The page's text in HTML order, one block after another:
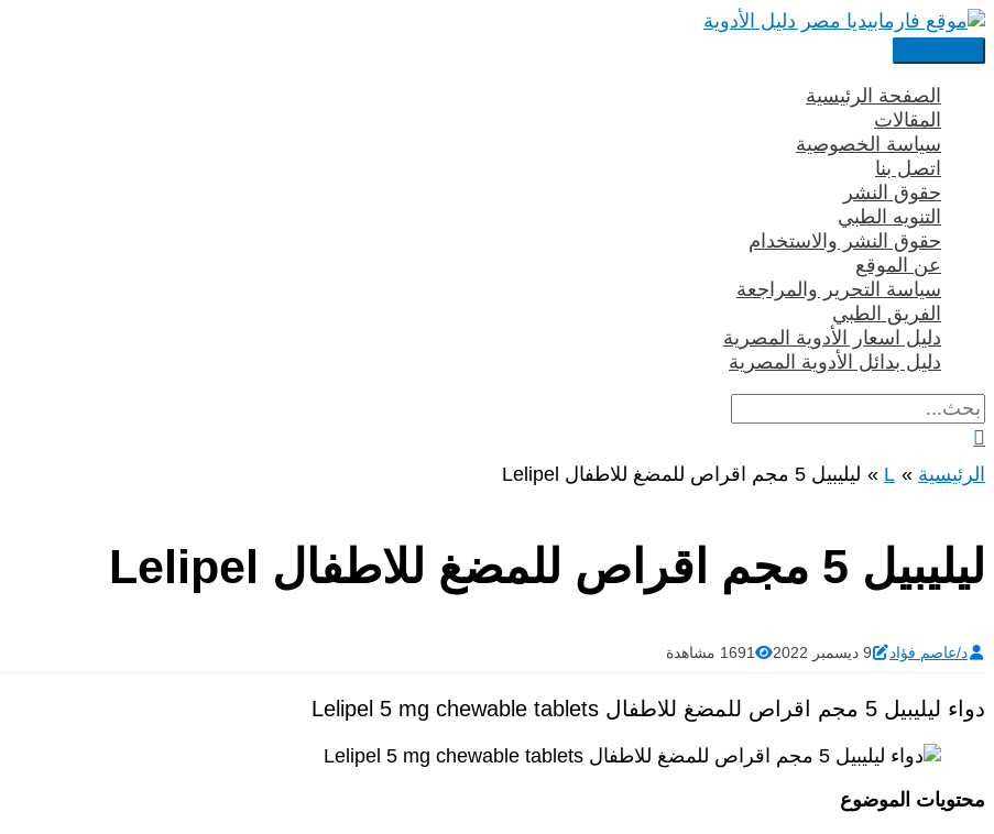
تخطي
إلى
المحتوىالقائمة
الرئيسية
الصفحة الرئيسية
المقالات
سياسة الخصوصية
اتصل بنا
حقوق النشر
التنويه الطبي
حقوق النشر والاستخدام
عن الموقع
سياسة التحرير والمراجعة
الفريق الطبي
دليل اسعار الأدوية المصرية
دليل بدائل الأدوية المصرية
البحث
عن:
الرئيسية
L ليليبيل 5 مجم اقراص للمضغ للاطفال Lelipel
ليليبيل 5 مجم اقراص للمضغ للاطفال Lelipel
د/عاصم فؤاد 9 ديسمبر 2022 1691 مشاهدة
دواء ليليبيل 5 مجم اقراص للمضغ للاطفال Lelipel 5 mg chewable tablets
محتويات الموضوع